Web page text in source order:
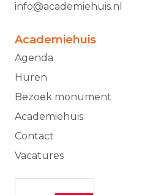
info@academiehuis.nl
Academiehuis
Agenda
Huren
Bezoek monument
Academiehuis
Contact
Vacatures